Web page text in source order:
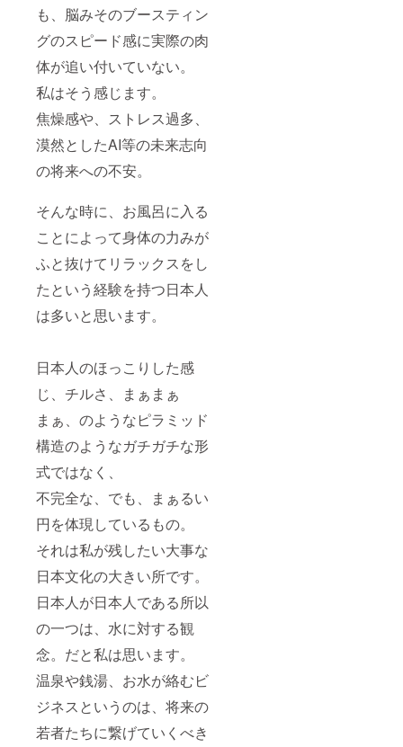
も、脳みそのブースティン
グのスピード感に実際の肉
体が追い付いていない。
私はそう感じます。
焦燥感や、ストレス過多、
漠然としたAI等の未来志向
の将来への不安。
そんな時に、お風呂に入る
ことによって身体の力みが
ふと抜けてリラックスをし
たという経験を持つ日本人
は多いと思います。
日本人のほっこりした感
じ、チルさ、まぁまぁ
まぁ、のようなピラミッド
構造のようなガチガチな形
式ではなく、
不完全な、でも、まぁるい
円を体現しているもの。
それは私が残したい大事な
日本文化の大きい所です。
日本人が日本人である所以
の一つは、水に対する観
念。だと私は思います。
温泉や銭湯、お水が絡むビ
ジネスというのは、将来の
若者たちに繋げていくべき